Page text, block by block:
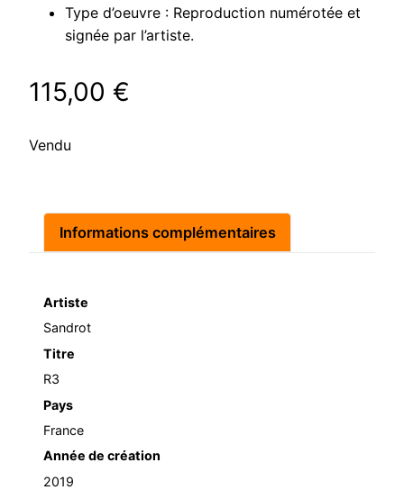
Type d’oeuvre : Reproduction numérotée et
signée par l’artiste.
115,00 €
Vendu
Informations complémentaires
Artiste
Sandrot
Titre
R3
Pays
France
Année de création
2019